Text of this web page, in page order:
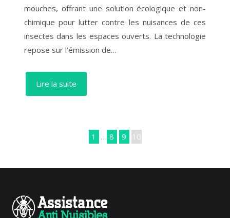
mouches, offrant une solution écologique et non-
chimique pour lutter contre les nuisances de ces
insectes dans les espaces ouverts. La technologie
repose sur l’émission de…
Lire la suite
1 … 8 9 10